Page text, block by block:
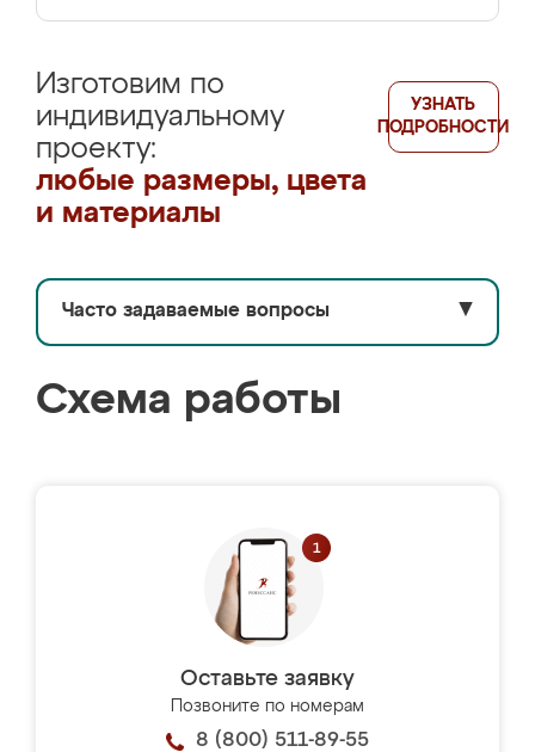
Изготовим по
индивидуальному
проекту:
любые размеры, цвета
и материалы
УЗНАТЬ
ПОДРОБНОСТИ
Часто задаваемые вопросы ▼
Схема работы
Оставьте заявку
Позвоните по номерам
8 (800) 511-89-55